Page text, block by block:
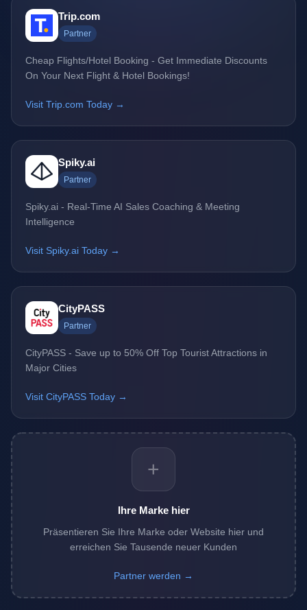
Trip.com
Partner
Cheap Flights/Hotel Booking - Get Immediate Discounts
On Your Next Flight & Hotel Bookings!
Visit Trip.com Today →
Spiky.ai
Partner
Spiky.ai - Real-Time AI Sales Coaching & Meeting
Intelligence
Visit Spiky.ai Today →
CityPASS
Partner
CityPASS - Save up to 50% Off Top Tourist Attractions in
Major Cities
Visit CityPASS Today →
+
Ihre Marke hier
Präsentieren Sie Ihre Marke oder Website hier und
erreichen Sie Tausende neuer Kunden
Partner werden →